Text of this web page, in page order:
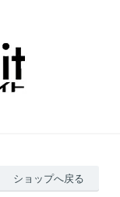
ショップへ戻る